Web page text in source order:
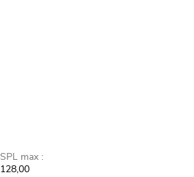
SPL max :
128,00